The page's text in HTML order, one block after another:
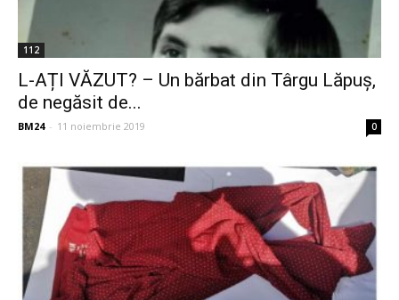
112
L-AȚI VĂZUT? – Un bărbat din Târgu Lăpuș,
de negăsit de...
BM24 - 11 noiembrie 2019 0